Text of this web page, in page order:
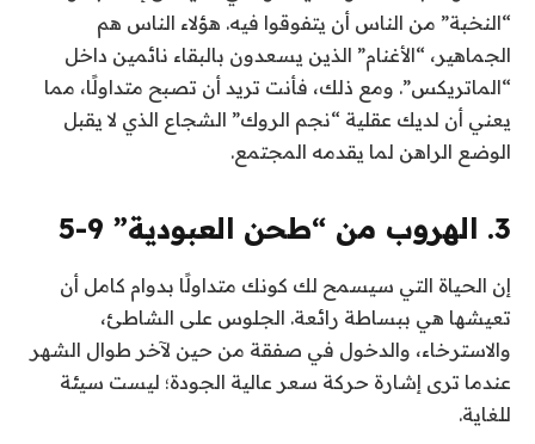
“النخبة” من الناس أن يتفوقوا فيه. هؤلاء الناس هم
الجماهير، “الأغنام” الذين يسعدون بالبقاء نائمين داخل
“الماتريكس”. ومع ذلك، فأنت تريد أن تصبح متداولًا، مما
يعني أن لديك عقلية “نجم الروك” الشجاع الذي لا يقبل
الوضع الراهن لما يقدمه المجتمع.
3. الهروب من “طحن العبودية” 9-5
إن الحياة التي سيسمح لك كونك متداولًا بدوام كامل أن
تعيشها هي ببساطة رائعة. الجلوس على الشاطئ،
والاسترخاء، والدخول في صفقة من حين لآخر طوال الشهر
عندما ترى إشارة حركة سعر عالية الجودة؛ ليست سيئة
للغاية.